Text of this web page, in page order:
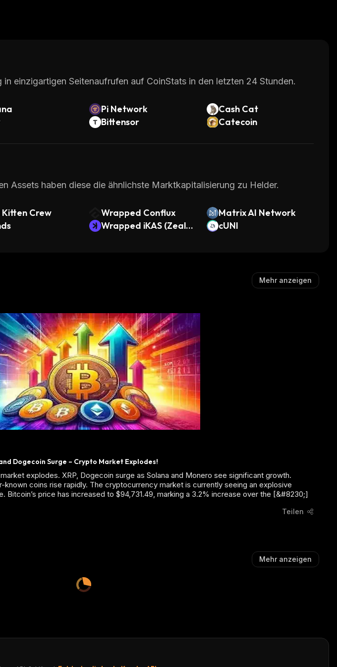
einzigartigen Seitenaufrufen auf CoinStats in den letzten 24 Stunden.
Pi Network
Cash Cat
Bittensor Catecoin
Assets haben diese die ähnlichste Marktkapitalisierung zu Helder.
Kitten Crew Wrapped Conflux
Matrix AI Network
Wrapped iKAS (Zealou
cUNI
Mehr anzeigen
Dogecoin Surge – Crypto Market Explodes!
explodes. XRP, Dogecoin surge as Solana and Monero see significant growth.
coins rise rapidly. The cryptocurrency market is currently seeing an explosive
Bitcoin’s price has increased to $94,731.49, marking a 3.2% increase over the [&#8230;]
Teilen
Mehr anzeigen